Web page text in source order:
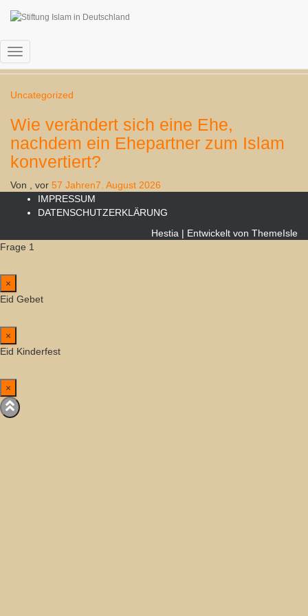
Navigation
umschalten
Uncategorized
Wie verändert sich eine Ehe,
nachdem ein Ehepartner zum Islam
konvertiert?
Von , vor 57 Jahren7. August 2026
IMPRESSUM
DATENSCHUTZERKLÄRUNG
Hestia | Entwickelt von ThemeIsle
Frage 1
×
Eid Gebet
×
Eid Kinderfest
×